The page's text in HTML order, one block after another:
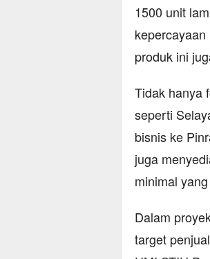
1500 unit
produk ini
Tidak hanya
seperti
bisnis ke
juga
minimal
Dalam
target